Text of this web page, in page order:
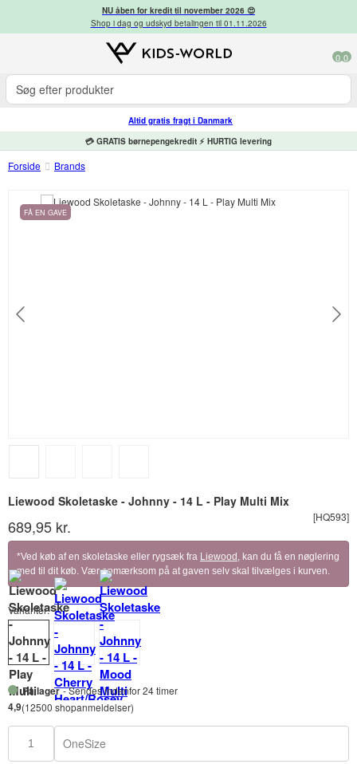
NU åben for kredit til november 2026 😍
Shop i dag og udskyd betalingen til 01.11.2026
0 0
Altid gratis fragt i Danmark
💳 GRATIS børnepengekredit ⚡ HURTIG levering
Forside Brands
FÅ EN GAVE
Liewood Skoletaske - Johnny - 14 L - Play Multi Mix
[HQ593]
689,95 kr.
*Ved køb af en skoletaske eller rygsæk fra Liewood , kan du få en nøglering
med til dit køb. Vær opmærksom på at gaven selv skal tilvælges i kurven.
Varianter:
På lager- Sendes indenfor 24 timer
4,9(12500 shopanmeldelser)
OneSize